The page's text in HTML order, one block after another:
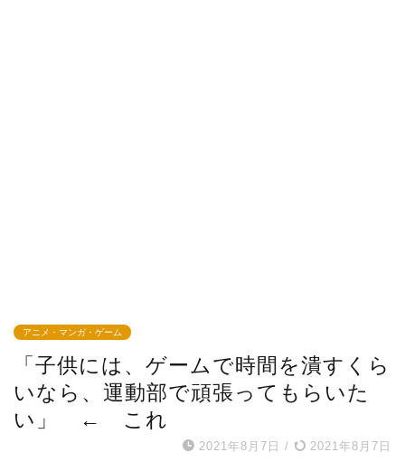
アニメ・マンガ・ゲーム
「子供には、ゲームで時間を潰すくら
いなら、運動部で頑張ってもらいた
い」 ← これ
2021年8月7日 / 2021年8月7日